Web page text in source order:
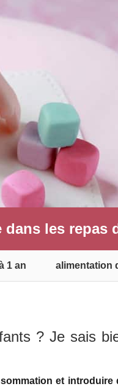
les repas
1 an alimentation
? Je sais
et introduire